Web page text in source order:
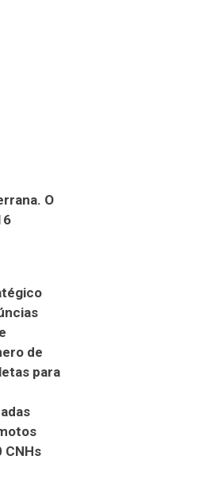
O
de
para
CNHs